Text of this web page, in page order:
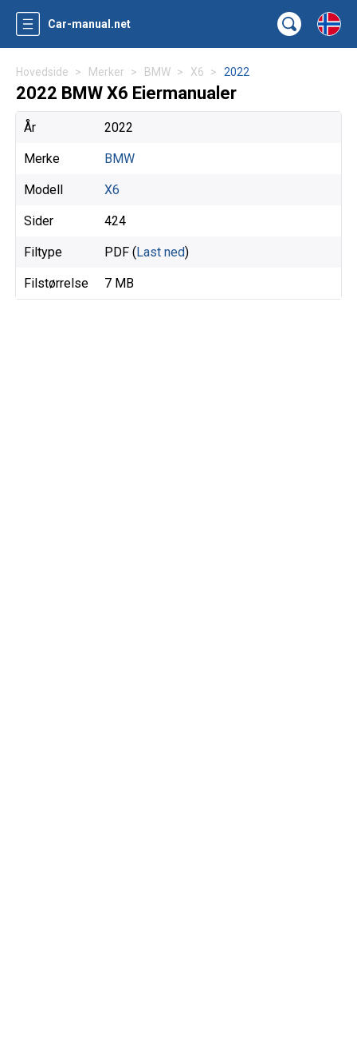
Car-manual.net
Hovedside Merker BMW X6 2022
2022 BMW X6 Eiermanualer
År 2022
Merke BMW
Modell X6
Sider 424
Filtype PDF (Last ned)
Filstørrelse 7 MB